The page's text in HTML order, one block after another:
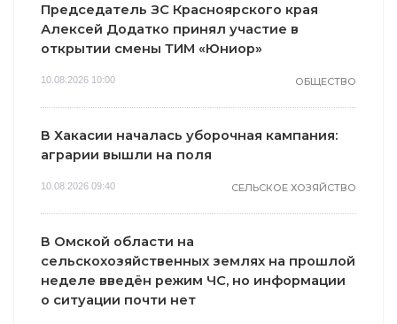
Председатель ЗС Красноярского края
Алексей Додатко принял участие в
открытии смены ТИМ «Юниор»
10.08.2026 10:00 ОБЩЕСТВО
В Хакасии началась уборочная кампания:
аграрии вышли на поля
10.08.2026 09:40 СЕЛЬСКОЕ ХОЗЯЙСТВО
В Омской области на
сельскохозяйственных землях на прошлой
неделе введён режим ЧС, но информации
о ситуации почти нет